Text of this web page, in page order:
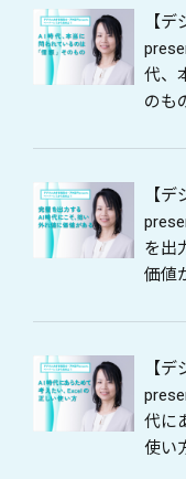
【
代、
のも
【
を出
価値
【
代に
使い